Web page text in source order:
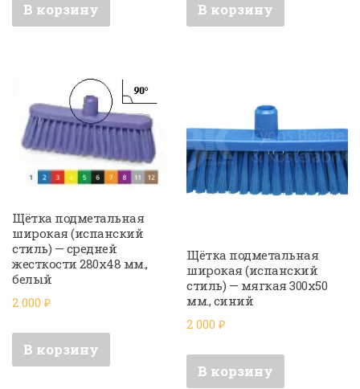
В корзину В корзину
Щётка подметальная
широкая (испанский
стиль) — средней
жесткости 280х48 мм.,
белый
2 000 ₽
В корзину
Щётка подметальная
широкая (испанский
стиль) — мягкая 300х50
мм., синий
2 000₽
В корзину